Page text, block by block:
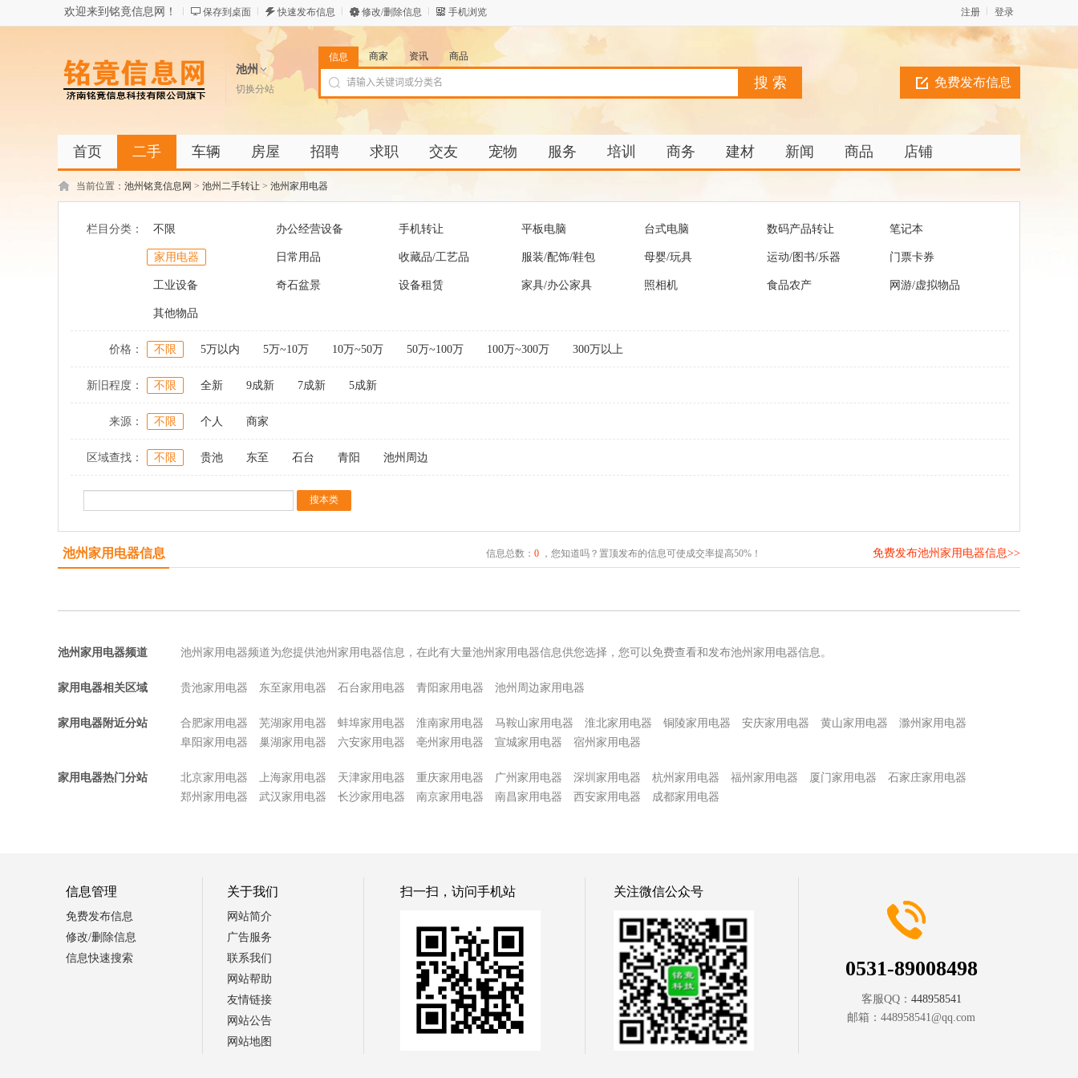
欢迎来到铭竟信息网！ 保存到桌面 快速发布信息 修改/删除信息 手机浏览 登录
注册
池州
切换分站 免费发布信息
信息 商家 资讯 商品
首页 二手 车辆 房屋 招聘 求职 交友 宠物 服务 培训 商务 建材 新闻 商品 店铺
当前位置： 池州铭竟信息网 > 池州二手转让 > 池州家用电器
栏目分类： 不限 办公经营设备 手机转让 平板电脑 台式电脑 数码产品转让 笔记本
家用电器 日常用品 收藏品/工艺品 服装/配饰/鞋包 母婴/玩具 运动/图书/乐器 门票卡券
工业设备 奇石盆景 设备租赁 家具/办公家具 照相机 食品农产 网游/虚拟物品
其他物品
价格： 不限 5万以内 5万~10万 10万~50万 50万~100万 100万~300万 300万以上
新旧程度： 不限 全新 9成新 7成新 5成新
来源： 不限 个人 商家
区域查找： 不限 贵池 东至 石台 青阳 池州周边
池州家用电器信息 信息总数： 0，您知道吗？置顶发布的信息可使成交率提高50%！ 免费发布池州家用电器信息>>
池州家用电器频道 池州家用电器频道为您提供池州家用电器信息，在此有大量池州家用电器信息供您选择，您可以免费查看和发布池州家用电器信息。
家用电器相关区域 贵池家用电器 东至家用电器 石台家用电器 青阳家用电器 池州周边家用电器
家用电器附近分站 合肥家用电器 芜湖家用电器 蚌埠家用电器 淮南家用电器 马鞍山家用电器 淮北家用电器 铜陵家用电器 安庆家用电器 黄山家用电器
滁州家用电器
阜阳家用电器
巢湖家用电器 六安家用电器 亳州家用电器 宣城家用电器 宿州家用电器
家用电器热门分站 北京家用电器 上海家用电器 天津家用电器 重庆家用电器 广州家用电器 深圳家用电器 杭州家用电器 福州家用电器 厦门家用电器
石家庄家用电器
郑州家用电器
武汉家用电器 长沙家用电器 南京家用电器 南昌家用电器 西安家用电器 成都家用电器
信息管理
免费发布信息
修改/删除信息
信息快速搜索
关于我们
网站简介
广告服务
联系我们
网站帮助
友情链接
网站公告
网站地图
扫一扫，访问手机站 关注微信公众号
0531-89008498
客服QQ： 448958541
邮箱： 448958541@qq.com